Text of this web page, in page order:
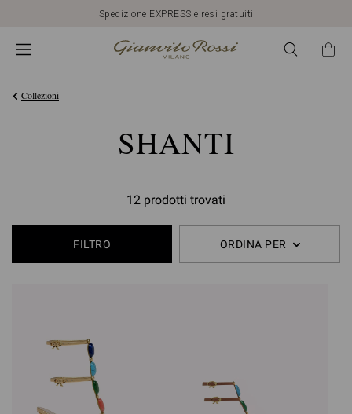
Spedizione EXPRESS e resi gratuiti
Collezioni
SHANTI
12 prodotti trovati
FILTRO ORDINA PER